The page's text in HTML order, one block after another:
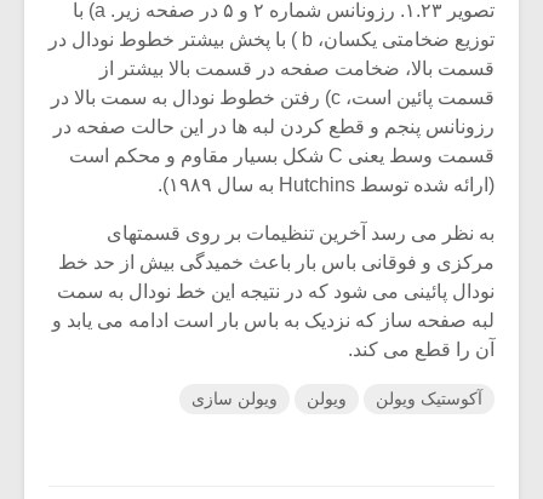
تصویر ۱.۲۳. رزونانس شماره ۲ و ۵ در صفحه زیر. a) با
توزیع ضخامتی یکسان، b ) با پخش بیشتر خطوط نودال در
قسمت بالا، ضخامت صفحه در قسمت بالا بیشتر از
قسمت پائین است، c) رفتن خطوط نودال به سمت بالا در
رزونانس پنجم و قطع کردن لبه ها در این حالت صفحه در
قسمت وسط یعنی C شکل بسیار مقاوم و محکم است
(ارائه شده توسط Hutchins به سال ۱۹۸۹).
به نظر می رسد آخرین تنظیمات بر روی قسمتهای
مرکزی و فوقانی باس بار باعث خمیدگی بیش از حد خط
نودال پائینی می شود که در نتیجه این خط نودال به سمت
لبه صفحه ساز که نزدیک به باس بار است ادامه می یابد و
آن را قطع می کند.
آکوستیک ویولن ویولن ویولن سازی